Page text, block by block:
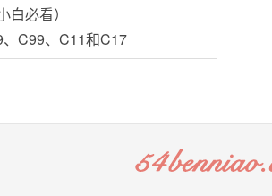
必看）
C99、C11和C17